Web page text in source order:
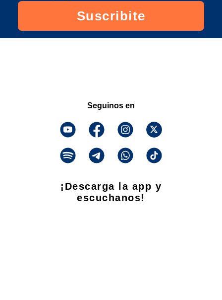
Suscribite
Seguinos en
¡Descarga la app y
escuchanos!